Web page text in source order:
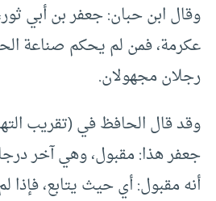
وقال ابن حبان: جعفر بن أبي
عكرمة، فمن لم يحكم صناعة
رجلان مجهولان.
وقد قال الحافظ في (تقريب
جعفر هذا: مقبول، وهي آخر
أنه مقبول: أي حيث يتابع، فإذا